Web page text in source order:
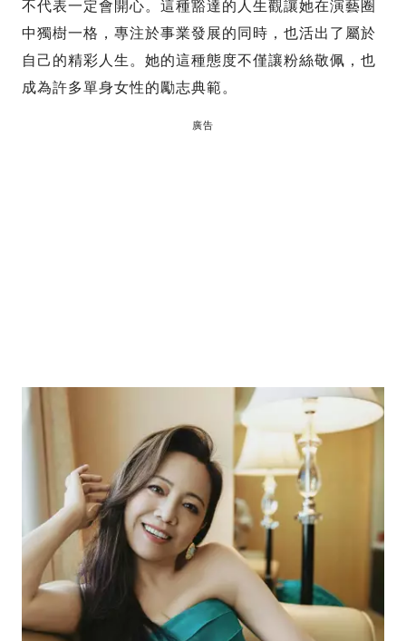
不代表一定會開心。這種豁達的人生觀讓她在演藝圈
中獨樹一格，專注於事業發展的同時，也活出了屬於
自己的精彩人生。她的這種態度不僅讓粉絲敬佩，也
成為許多單身女性的勵志典範。
廣告